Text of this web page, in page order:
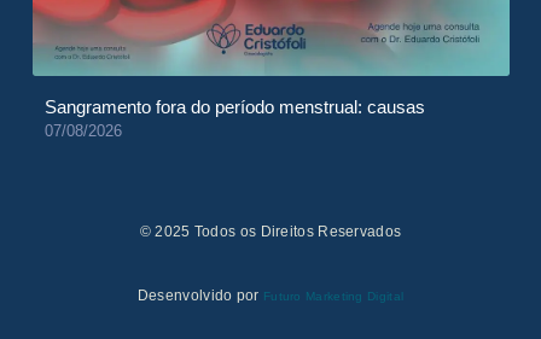
Sangramento fora do período menstrual: causas
07/08/2026
© 2025 Todos os Direitos Reservados
Desenvolvido por Futuro Marketing Digital